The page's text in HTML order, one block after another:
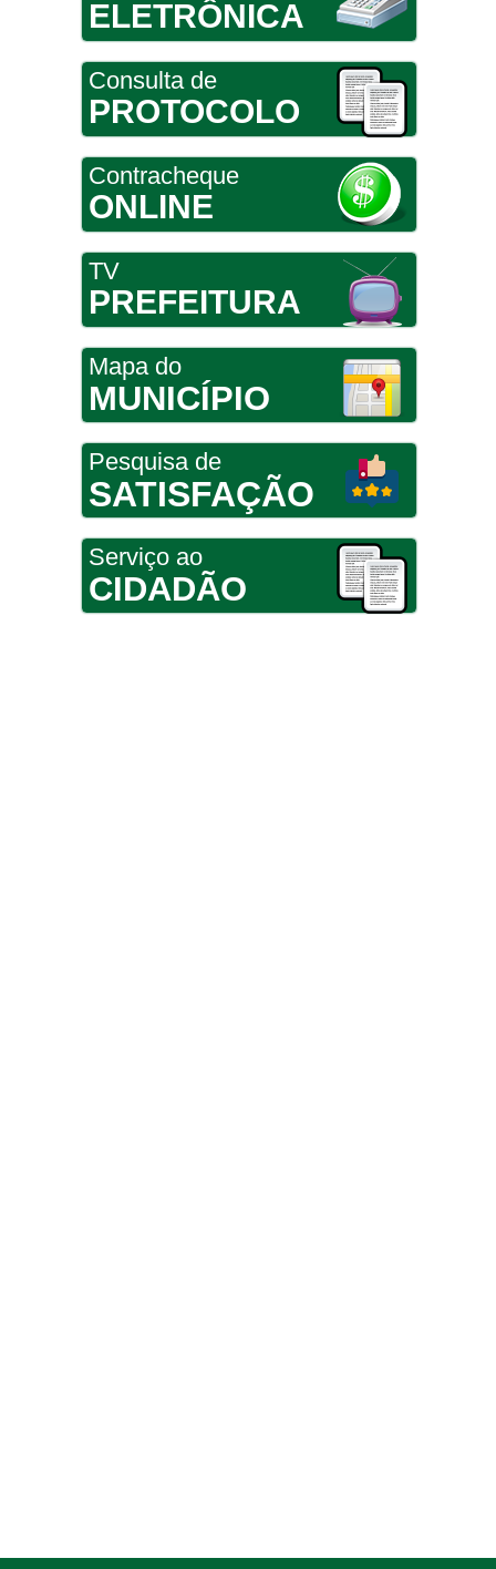
ELETRÔNICA
Consulta de
PROTOCOLO
Contracheque
ONLINE
TV
PREFEITURA
Mapa do
MUNICÍPIO
Pesquisa de
SATISFAÇÃO
Serviço ao
CIDADÃO